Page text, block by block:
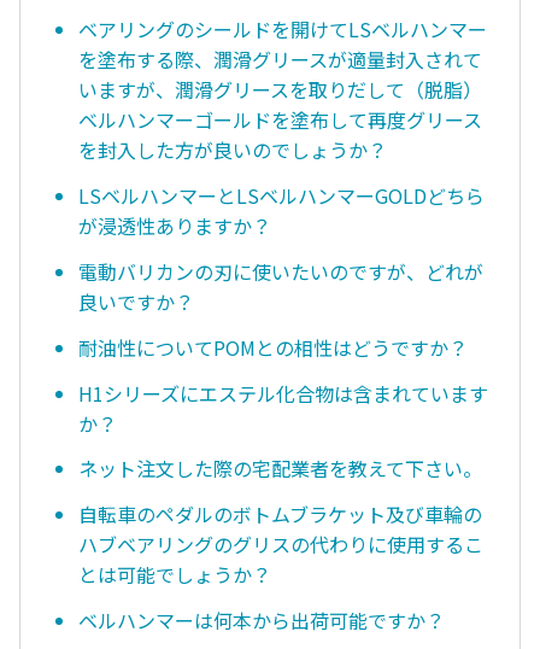
ベアリングのシールドを開けてLSベルハンマー
を塗布する際、潤滑グリースが適量封入されて
いますが、潤滑グリースを取りだして（脱脂）
ベルハンマーゴールドを塗布して再度グリース
を封入した方が良いのでしょうか？
LSベルハンマーとLSベルハンマーGOLDどちら
が浸透性ありますか？
電動バリカンの刃に使いたいのですが、どれが
良いですか？
耐油性についてPOMとの相性はどうですか？
H1シリーズにエステル化合物は含まれています
か？
ネット注文した際の宅配業者を教えて下さい。
自転車のペダルのボトムブラケット及び車輪の
ハブベアリングのグリスの代わりに使用するこ
とは可能でしょうか？
ベルハンマーは何本から出荷可能ですか？